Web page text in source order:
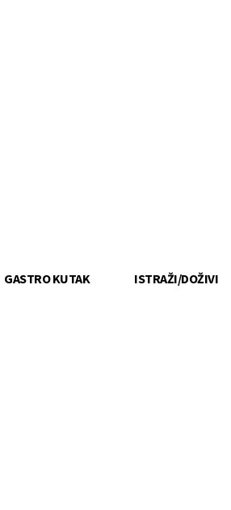
GASTRO KUTAK ISTRAŽI/DOŽIVI